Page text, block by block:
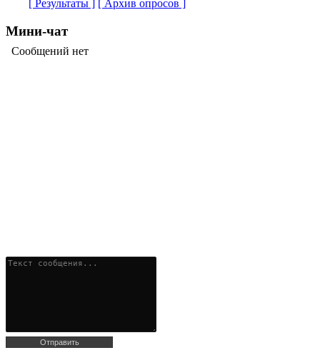
[ Результаты ] [ Архив опросов ]
Мини-чат